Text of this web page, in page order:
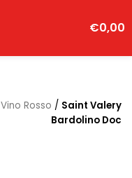
€0,00
Vino Rosso / Saint Valery
Bardolino Doc